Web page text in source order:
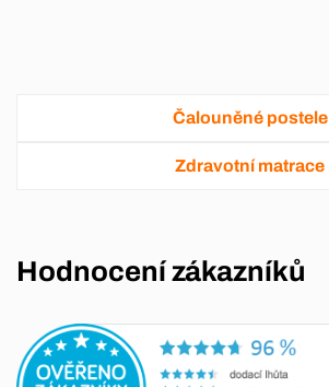
Čalouněné postele
Zdravotní matrace
Hodnocení zákazníků